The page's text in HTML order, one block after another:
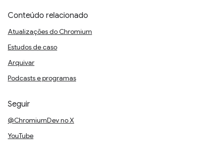
Conteúdo relacionado
Atualizações do Chromium
Estudos de caso
Arquivar
Podcasts e programas
Seguir
@ChromiumDev no X
YouTube